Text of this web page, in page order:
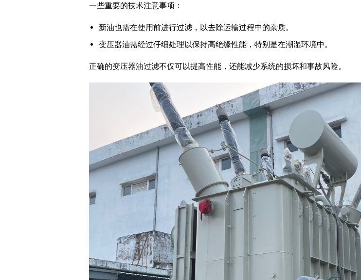
一些重要的技术注意事项：
新油也需在使用前进行过滤，以去除运输过程中的杂质。
变压器油需经过仔细处理以保持高绝缘性能，特别是在潮湿环境中。
正确的变压器油过滤不仅可以提高性能，还能减少系统的损坏和事故风险。